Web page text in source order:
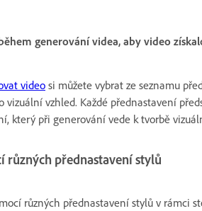
generování videa, aby video
video si můžete vybrat ze seznamu
vzhled. Každé přednastavení
který při generování vede k tvorbě
různých přednastavení stylů
různých přednastavení stylů v rámci